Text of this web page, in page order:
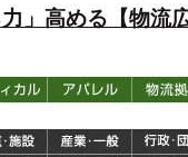
」高める【物流